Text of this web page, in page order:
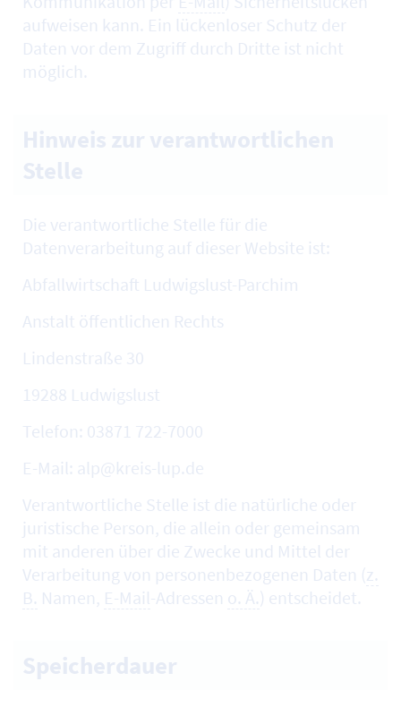
aufweisen kann. Ein lückenloser Schutz der
Daten vor dem Zugriff durch Dritte ist nicht
möglich.
Die verantwortliche Stelle für die
Datenverarbeitung auf dieser Website ist:
Abfallwirtschaft Ludwigslust-Parchim
Anstalt öffentlichen Rechts
Lindenstraße 30
19288 Ludwigslust
Telefon: 03871 722-7000
E-Mail: alp@kreis-lup.de
Verantwortliche Stelle ist die natürliche oder
juristische Person, die allein oder gemeinsam
mit anderen über die Zwecke und Mittel der
Verarbeitung von personenbezogenen Daten (z.
B. Namen, E-Mail-Adressen o. Ä.) entscheidet.